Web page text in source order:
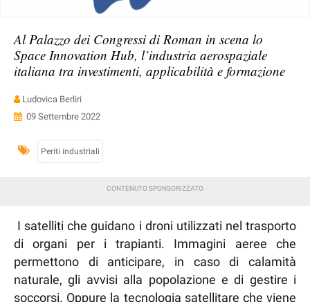
Al Palazzo dei Congressi di Roman in scena lo
Space Innovation Hub, l’industria aerospaziale
italiana tra investimenti, applicabilità e formazione
Ludovica Berliri
09 Settembre 2022
Periti industriali
I satelliti che guidano i droni utilizzati nel trasporto
di organi per i trapianti. Immagini aeree che
permettono di anticipare, in caso di calamità
naturale, gli avvisi alla popolazione e di gestire i
soccorsi. Oppure la tecnologia satellitare che viene